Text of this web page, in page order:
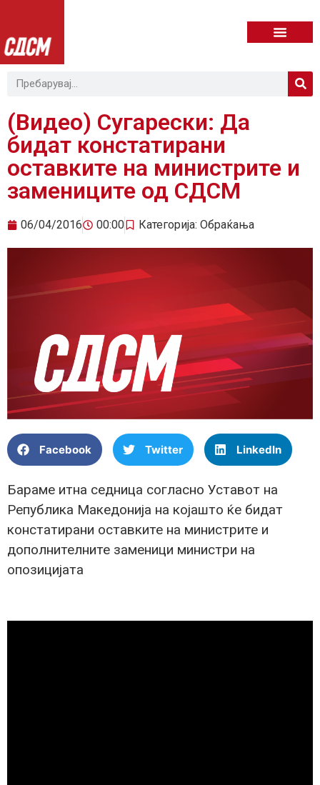
(Видео) Сугарески: Да
бидат констатирани
оставките на министрите и
замениците од СДСМ
06/04/2016 00:00 Категорија: Обраќања
Facebook Twitter LinkedIn
Бараме итна седница согласно Уставот на
Република Македонија на којашто ќе бидат
констатирани оставките на министрите и
дополнителните заменици министри на
опозицијата